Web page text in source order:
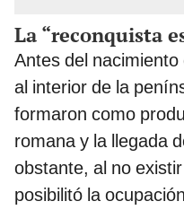
La “reconquista
Antes del nacimiento
al interior de la
formaron como
romana y la llegada
obstante, al no
posibilitó la